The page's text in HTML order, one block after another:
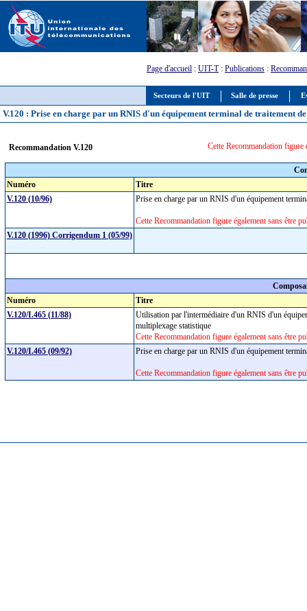
Secteurs de l'UIT Salle de presse
Page d'accueil : UIT-T: Publications :
V.120 : Prise en charge par un RNIS d'un équipement terminal de traitement
Recommandation V.120 Cette Recommandation figure
Numéro
Titre
V.120 (10/96)
Prise en charge par un RNIS d'un équipement
Cette Recommandation figure également sans être
V.120 (1996) Corrigendum 1 (05/99)
Numéro
Titre
V.120/I.465 (11/88)
Utilisation par l'intermédiaire d'un RNIS d'un
multiplexage statistique
Cette Recommandation figure également sans être
V.120/I.465 (09/92)
Prise en charge par un RNIS d'un équipement
Cette Recommandation figure également sans être